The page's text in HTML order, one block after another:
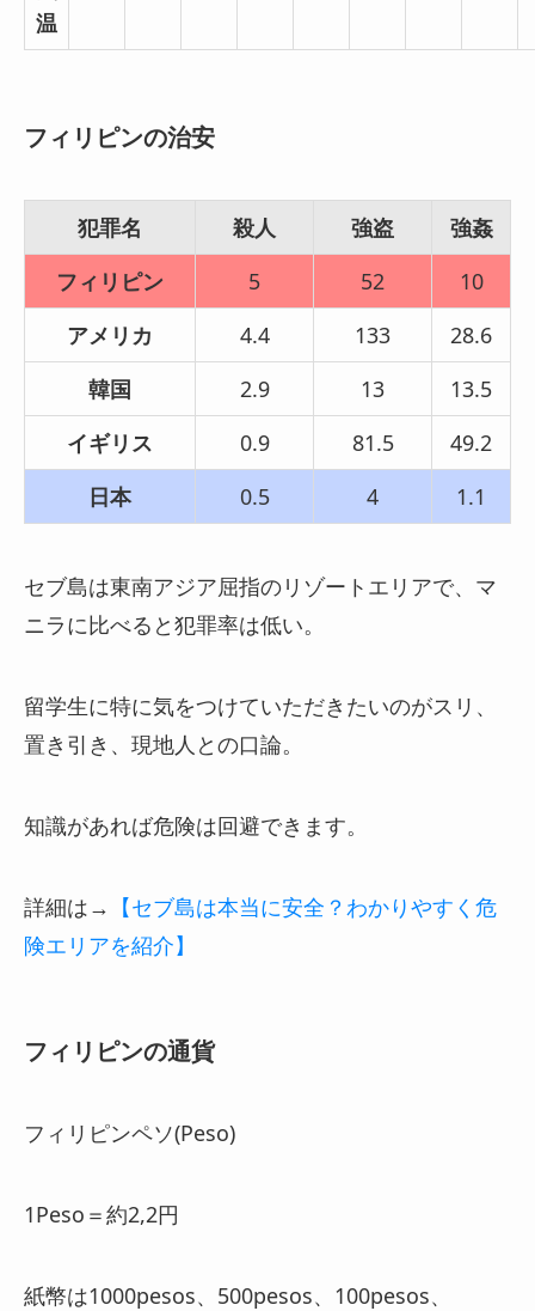
温
フィリピンの治安
犯罪名 殺人 強盗
強姦
フィリピン
5 52
10
アメリカ
4.4 133
28.6
韓国
2.9 13
13.5
イギリス
0.9 81.5
49.2
日本
0.5 4 1.1
セブ島は東南アジア屈指のリゾートエリアで、マ
ニラに比べると犯罪率は低い。
留学生に特に気をつけていただきたいのがスリ、
置き引き、現地人との口論。
知識があれば危険は回避できます。
詳細は→ 【セブ島は本当に安全？わかりやすく危
険エリアを紹介】
フィリピンの通貨
フィリピンペソ(Peso)
1Peso＝約2,2円
紙幣は1000pesos、500pesos、100pesos、